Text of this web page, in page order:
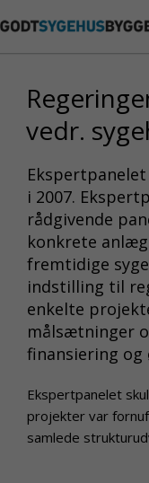
til
vedr.
i 2007.
rådgivende
konkrete
fremtidige
indstilling til
enkelte
målsætninger
finansiering
Ekspertpanelet
projekter var
samlede